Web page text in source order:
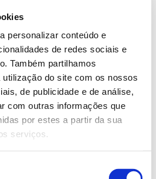
personalizar conteúdo e
de redes sociais e
Também partilhamos
do site com os nossos
de publicidade e de análise,
com outras informações que
por estes a partir da sua
serviços.
dados remontam a 2009 e
de dados relativo a cerca de
e 161 espécies arbustivas
mais comuns nas
foram, por ordem de
(Pinus sylvestris),
pinaster ), pinheiro-de-alepo
( Quercus ilex
(Fagus sylvatica), eucalipto